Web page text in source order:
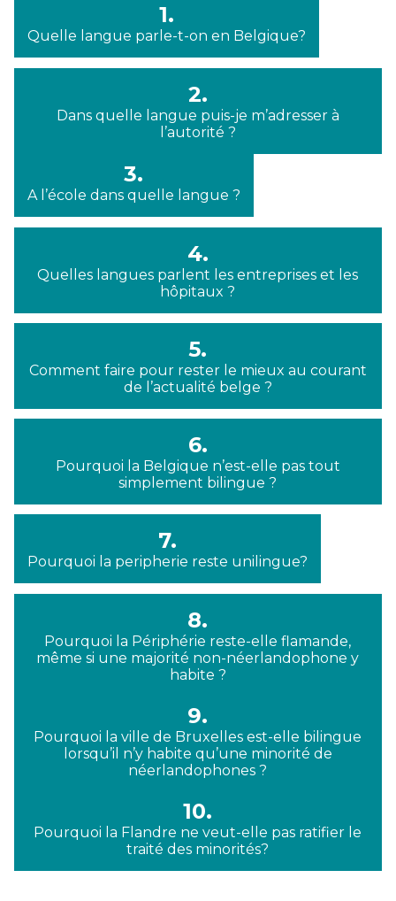
1.
Quelle langue parle-t-on en Belgique?
2.
Dans quelle langue puis-je m’adresser à
l’autorité ?
3.
A l’école dans quelle langue ?
4.
Quelles langues parlent les entreprises et les
hôpitaux ?
5.
Comment faire pour rester le mieux au courant
de l’actualité belge ?
6.
Pourquoi la Belgique n’est-elle pas tout
simplement bilingue ?
7.
Pourquoi la peripherie reste unilingue?
8.
Pourquoi la Périphérie reste-elle flamande,
même si une majorité non-néerlandophone y
habite ?
9.
Pourquoi la ville de Bruxelles est-elle bilingue
lorsqu’il n’y habite qu’une minorité de
néerlandophones ?
10.
Pourquoi la Flandre ne veut-elle pas ratifier le
traité des minorités?